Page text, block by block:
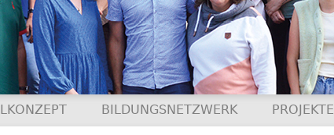
BILDUNGSNETZWERK PROJEKTE